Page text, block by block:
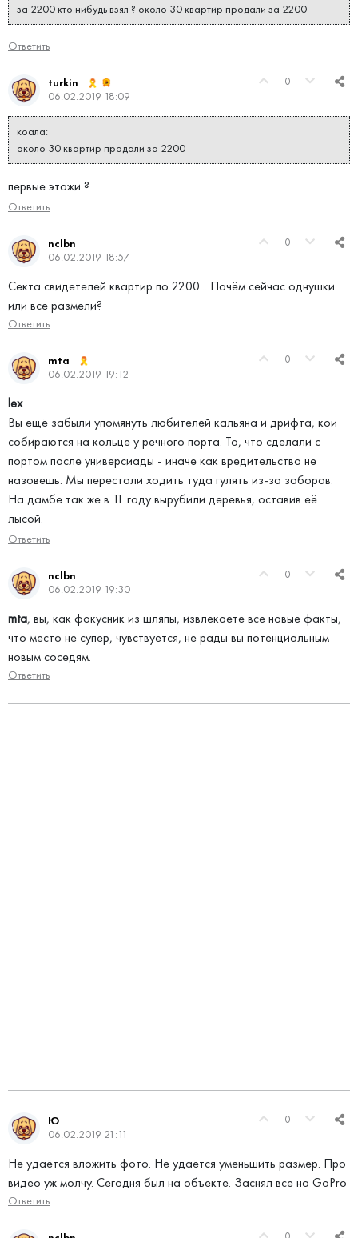
за 2200 кто нибудь взял ? около 30 квартир продали за 2200
Ответить
0
turkin
06.02.2019 18:09
коала:
около 30 квартир продали за 2200
первые этажи ?
Ответить
0
nclbn
06.02.2019 18:57
Секта свидетелей квартир по 2200... Почём сейчас однушки
или все размели?
Ответить
0
mta
06.02.2019 19:12
lex
Вы ещё забыли упомянуть любителей кальяна и дрифта, кои
собираются на кольце у речного порта. То, что сделали с
портом после универсиады - иначе как вредительство не
назовешь. Мы перестали ходить туда гулять из-за заборов.
На дамбе так же в 11 году вырубили деревья, оставив её
лысой.
Ответить
0
nclbn
06.02.2019 19:30
mta, вы, как фокусник из шляпы, извлекаете все новые факты,
что место не супер, чувствуется, не рады вы потенциальным
новым соседям.
Ответить
0
Ю
06.02.2019 21:11
Не удаётся вложить фото. Не удаётся уменьшить размер. Про
видео уж молчу. Сегодня был на объекте. Заснял все на GoPro
Ответить